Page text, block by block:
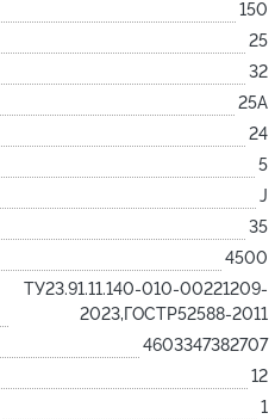
150
25
32
25А
24
5
J
35
4500
ТУ23.91.11.140-010-00221209-
2023,ГОСТР52588-2011
4603347382707
12
1